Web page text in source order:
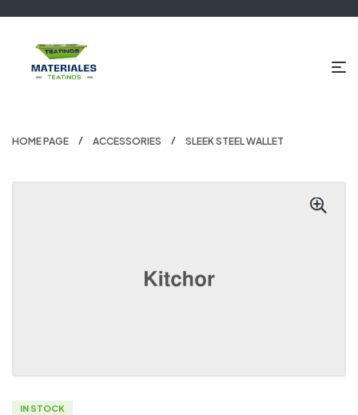
HOME PAGE ACCESSORIES SLEEK STEEL WALLET
IN STOCK